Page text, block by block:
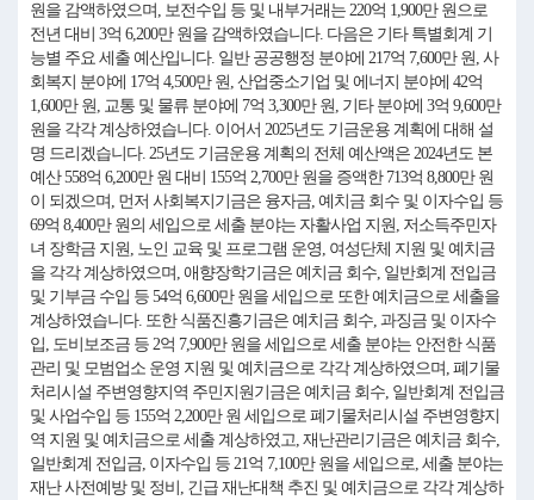
원을 감액하였으며, 보전수입 등 및 내부거래는 220억 1,900만 원으로
전년 대비 3억 6,200만 원을 감액하였습니다. 다음은 기타 특별회계 기
능별 주요 세출 예산입니다. 일반 공공행정 분야에 217억 7,600만 원, 사
회복지 분야에 17억 4,500만 원, 산업중소기업 및 에너지 분야에 42억
1,600만 원, 교통 및 물류 분야에 7억 3,300만 원, 기타 분야에 3억 9,600만
원을 각각 계상하였습니다. 이어서 2025년도 기금운용 계획에 대해 설
명 드리겠습니다. 25년도 기금운용 계획의 전체 예산액은 2024년도 본
예산 558억 6,200만 원 대비 155억 2,700만 원을 증액한 713억 8,800만 원
이 되겠으며, 먼저 사회복지기금은 융자금, 예치금 회수 및 이자수입 등
69억 8,400만 원의 세입으로 세출 분야는 자활사업 지원, 저소득주민자
녀 장학금 지원, 노인 교육 및 프로그램 운영, 여성단체 지원 및 예치금
을 각각 계상하였으며, 애향장학기금은 예치금 회수, 일반회계 전입금
및 기부금 수입 등 54억 6,600만 원을 세입으로 또한 예치금으로 세출을
계상하였습니다. 또한 식품진흥기금은 예치금 회수, 과징금 및 이자수
입, 도비보조금 등 2억 7,900만 원을 세입으로 세출 분야는 안전한 식품
관리 및 모범업소 운영 지원 및 예치금으로 각각 계상하였으며, 폐기물
처리시설 주변영향지역 주민지원기금은 예치금 회수, 일반회계 전입금
및 사업수입 등 155억 2,200만 원 세입으로 폐기물처리시설 주변영향지
역 지원 및 예치금으로 세출 계상하였고, 재난관리기금은 예치금 회수,
일반회계 전입금, 이자수입 등 21억 7,100만 원을 세입으로, 세출 분야는
재난 사전예방 및 정비, 긴급 재난대책 추진 및 예치금으로 각각 계상하